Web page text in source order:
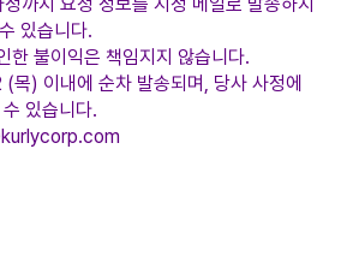
있습니다.
한 불이익은 책임지지 않습니다.
) 이내에 순차 발송되며, 당사 사정에
있습니다.